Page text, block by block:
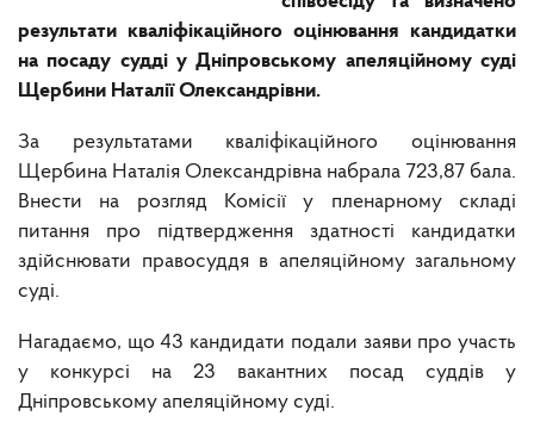
результати кваліфікаційного оцінювання кандидатки
на посаду судді у Дніпровському апеляційному суді
Щербини Наталії Олександрівни.
За результатами кваліфікаційного оцінювання
Щербина Наталія Олександрівна набрала 723,87 бала.
Внести на розгляд Комісії у пленарному складі
питання про підтвердження здатності кандидатки
здійснювати правосуддя в апеляційному загальному
суді.
Нагадаємо, що 43 кандидати подали заяви про участь
у конкурсі на 23 вакантних посад суддів у
Дніпровському апеляційному суді.